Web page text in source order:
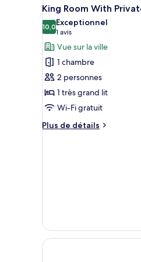
vue
la
ville
toutes
les
photos
pour
ce
type
de
chambre :
King
12
King Room With
10,010,0 sur 10
Exceptionnel
1 avis
(1 avis)
Vue sur la ville
1 chambre
2 personnes
1 très grand lit
Wi-Fi gratuit
Plus de détails
Plus